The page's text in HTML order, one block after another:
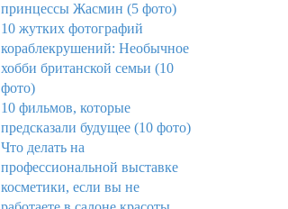
принцессы Жасмин (5 фото)
10 жутких фотографий
кораблекрушений: Необычное
хобби британской семьи (10
фото)
10 фильмов, которые
предсказали будущее (10 фото)
Что делать на
профессиональной выставке
косметики, если вы не